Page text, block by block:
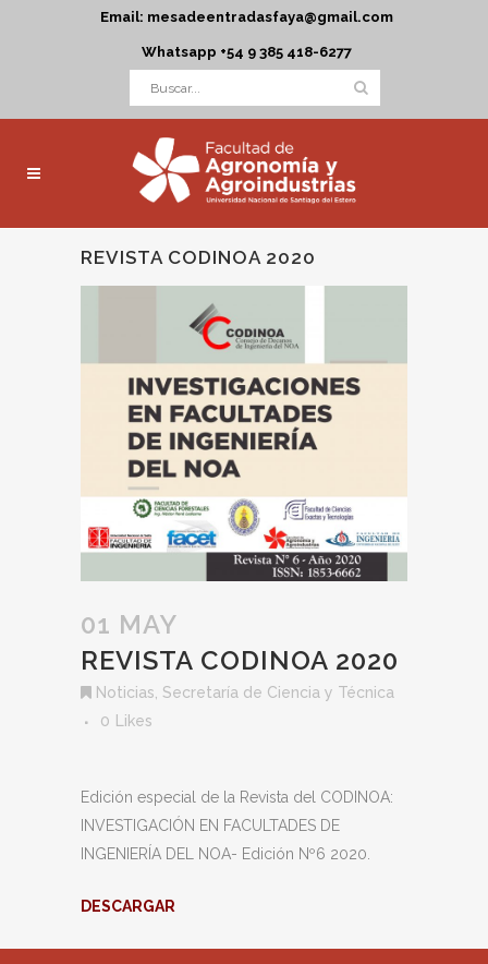
Email: mesadeentradasfaya@gmail.com
Whatsapp +54 9 385 418-6277
REVISTA CODINOA 2020
01 MAY
REVISTA CODINOA 2020
Noticias Secretaría de Ciencia y Técnica
0
Likes
Edición especial de la Revista del CODINOA:
INVESTIGACIÓN EN FACULTADES DE
INGENIERÍA DEL NOA- Edición Nº6 2020.
DESCARGAR